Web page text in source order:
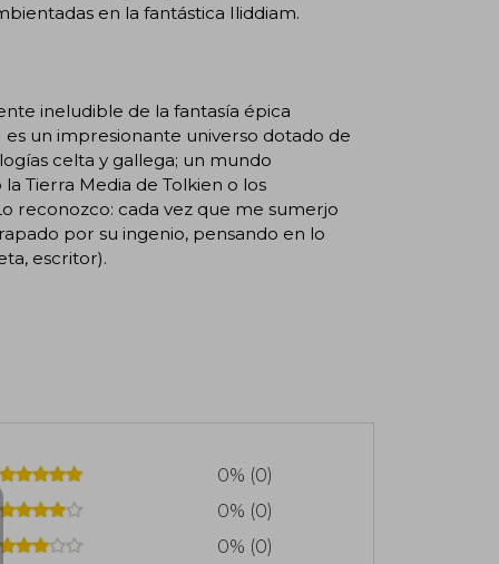
en la fantástica Iliddiam.
ineludible de la fantasía épica
es un impresionante universo dotado de
celta y gallega; un mundo
Tierra Media de Tolkien o los
reconozco: cada vez que me sumerjo
por su ingenio, pensando en lo
escritor).
0% (0)
0% (0)
0% (0)